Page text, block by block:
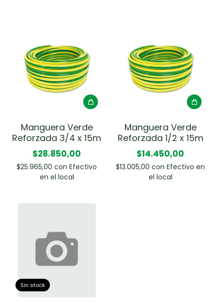
Manguera Verde
Reforzada 3/4 x 15m
$28.850,00
$25.965,00 con Efectivo
en el local
Manguera Verde
Reforzada 1/2 x 15m
$14.450,00
$13.005,00 con Efectivo en
el local
Sin stock